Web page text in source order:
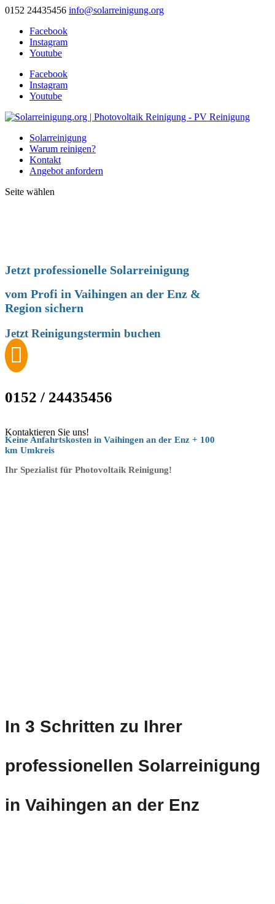
0152 24435456 info@solarreinigung.org
Facebook
Instagram
Youtube
Facebook
Instagram
Youtube
Solarreinigung
Warum reinigen?
Kontakt
Angebot anfordern
Seite wählen
Jetzt professionelle Solarreinigung
vom Profi in Vaihingen an der Enz &
Region sichern
Jetzt Reinigungstermin buchen

0152 / 24435456
Kontaktieren Sie uns!
Keine Anfahrtskosten in Vaihingen an der Enz + 100
km Umkreis
Ihr Spezialist für Photovoltaik Reinigung!
In 3 Schritten zu Ihrer
professionellen Solarreinigung
in Vaihingen an der Enz